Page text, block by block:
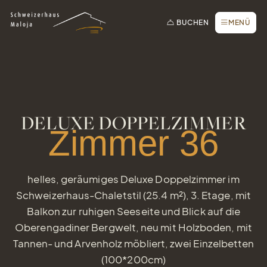
SCHLIESSEN
Online buchen
Webcam
BUCHEN MENÜ
DELUXE DOPPELZIMMER
Zimmer 36
helles, geräumiges Deluxe Doppelzimmer im
Schweizerhaus-Chaletstil (25.4 m²), 3. Etage, mit
Balkon zur ruhigen Seeseite und Blick auf die
Oberengadiner Bergwelt, neu mit Holzboden, mit
Tannen- und Arvenholz möbliert, zwei Einzelbetten
(100*200cm)